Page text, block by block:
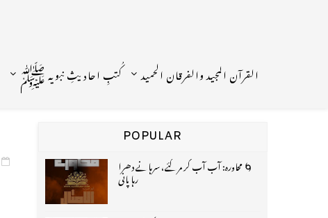
القرآن المجید والفرقان الحمید کُتبِ احادیثِ نبویہ ﷺ
POPULAR
🌀 محاورہ: آب آب کر مر گئے، سرہانے دھرا
رہا پانی